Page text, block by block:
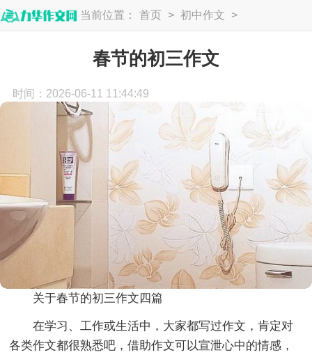
当前位置： 首页 > 初中作文 >
春节的初三作文
时间：2026-06-11 11:44:49
关于春节的初三作文四篇
在学习、工作或生活中，大家都写过作文，肯定对
各类作文都很熟悉吧，借助作文可以宣泄心中的情感，